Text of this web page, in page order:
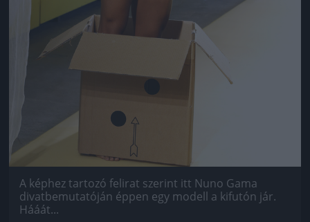
A képhez tartozó felirat szerint itt Nuno Gama
divatbemutatóján éppen egy modell a kifutón jár.
Hááát...